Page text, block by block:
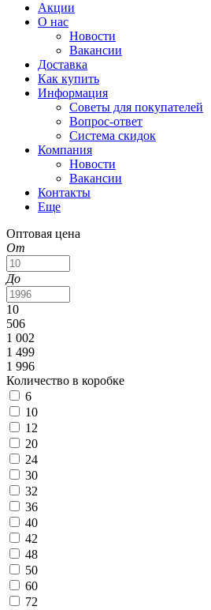
Акции
О нас
Новости
Вакансии
Доставка
Как купить
Информация
Советы для покупателей
Вопрос-ответ
Система скидок
Компания
Новости
Вакансии
Контакты
Еще
Оптовая цена
От
До
10
506
1 002
1 499
1 996
Количество в коробке
6
10
12
20
24
30
32
36
40
42
48
50
60
72